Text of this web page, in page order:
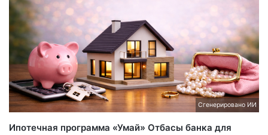
Сгенерировано ИИ
Ипотечная программа «Умай» Отбасы банка для